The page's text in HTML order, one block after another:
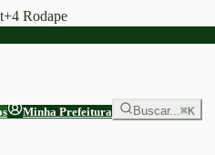
Rodape
Minha Prefeitura Buscar...⌘K